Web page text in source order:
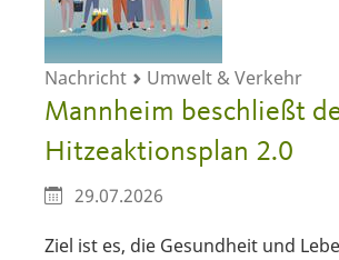
Nachricht Umwelt & Verkehr
Mannheim beschließt
Hitzeaktionsplan 2.0
29.07.2026
Ziel ist es, die Gesundheit und